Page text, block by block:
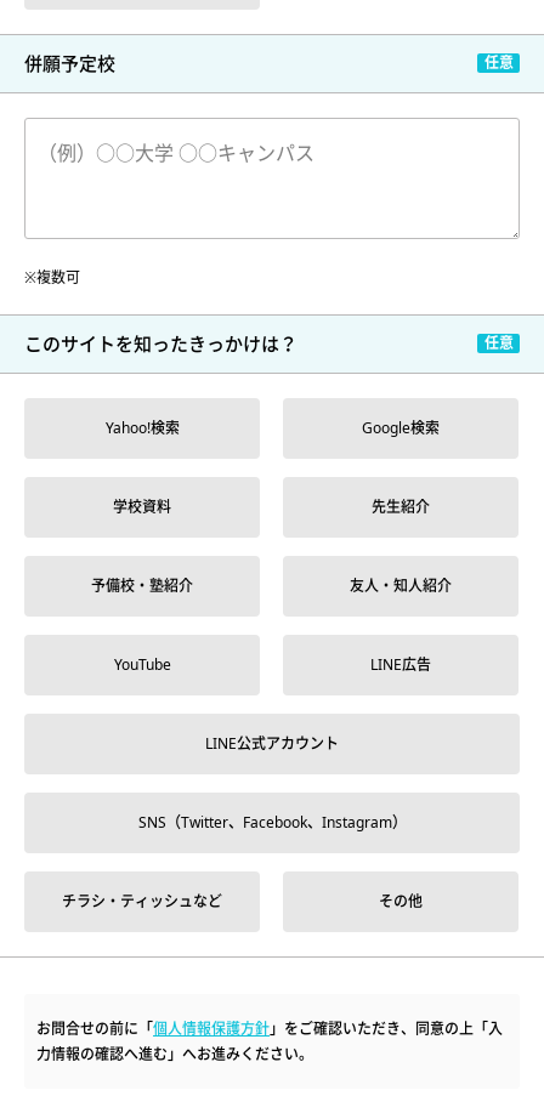
併願予定校
※複数可
このサイトを知ったきっかけは？
Yahoo!検索 Google検索
学校資料 先生紹介
予備校・塾紹介 友人・知人紹介
YouTube LINE広告
LINE公式アカウント
SNS（Twitter、Facebook、Instagram）
チラシ・ティッシュなど その他
お問合せの前に「個人情報保護方針」をご確認いただき、同意の上「入
力情報の確認へ進む」へお進みください。